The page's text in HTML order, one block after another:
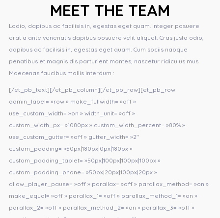
MEET THE TEAM
Lodio, dapibus ac facilisis in, egestas eget quam. Integer posuere
erat a ante venenatis dapibus posuere velit aliquet. Cras justo odio,
dapibus ac facilisis in, egestas eget quam. Cum sociis naoque
penatibus et magnis dis parturient montes, nascetur ridiculus mus.
Maecenas faucibus mollis interdum :
[/et_pb_text][/et_pb_column][/et_pb_row][et_pb_row
admin_label= »row » make_fullwidth= »off »
use_custom_width= »on » width_unit= »off »
custom_width_px= »1080px » custom_width_percent= »80% »
use_custom_gutter= »off » gutter_width= »2″
custom_padding= »50px|180px|0px|180px »
custom_padding_tablet= »50px|100px|100px|100px »
custom_padding_phone= »50px|20px|100px|20px »
allow_player_pause= »off » parallax= »off » parallax_method= »on »
make_equal= »off » parallax_1= »off » parallax_method_1= »on »
parallax_2= »off » parallax_method_2= »on » parallax_3= »off »